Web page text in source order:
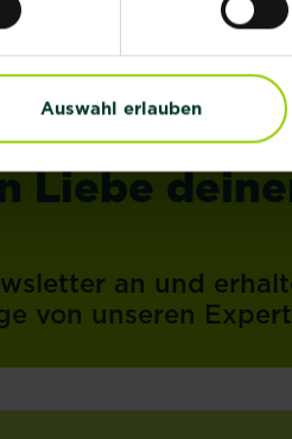
Auswahl erlauben
Liebe
an und
von unseren